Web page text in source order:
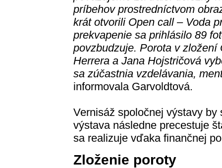
príbehov prostredníctvom
krát otvorili Open call – Voda
prekvapenie sa prihlásilo 89
povzbudzuje. Porota v
Herrera a Jana Hojstričová
sa zúčastnia vzdelávania,
informovala Garvoldtová.
Vernisáž spoločnej výstavy
výstava následne precestuje
sa realizuje vďaka finančnej
Zloženie poroty